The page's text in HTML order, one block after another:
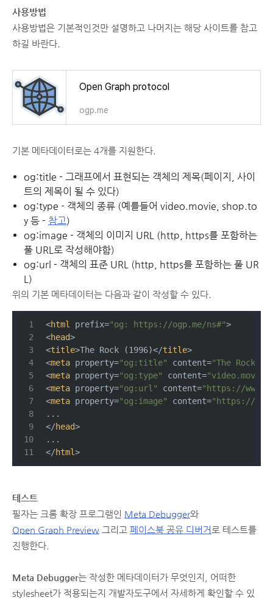
사용방법
사용방법은 기본적인것만 설명하고 나머지는 해당 사이트를 참고
하길 바란다.
Open Graph protocol
ogp.me
기본 메타데이터로는 4개를 지원한다.
og:title - 그래프에서 표현되는 객체의 제목(페이지, 사이
트의 제목이 될 수 있다)
og:type - 객체의 종류 (예를들어 video.movie, shop.to
y 등 - 참고)
og:image - 객체의 이미지 URL (http, https를 포함하는
풀 URL로 작성해야함)
og:url - 객체의 표준 URL (http, https를 포함하는 풀 UR
L)
위의 기본 메타데이터는 다음과 같이 작성할 수 있다.
<html prefix="og: https://ogp.me/ns#">
<head>
<title>The Rock (1996)</title>
<meta property="og:title" content="The Rock"
<meta property="og:type" content="video.movie"
<meta property="og:url" content="https://
<meta property="og:image" content="https://
...
</head>
...
</html>
테스트
필자는 크롬 확장 프로그램인 Meta Debugger와
Open Graph Preview 그리고 페이스북 공유 디버거 로 테스트를
진행한다.
Meta Debugger는 작성한 메타데이터가 무엇인지, 어떠한
stylesheet가 적용되는지 개발자도구에서 자세하게 확인할 수 있